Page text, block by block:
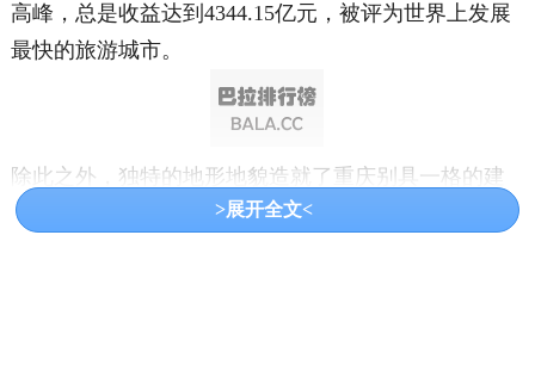
高峰，总是收益达到4344.15亿元，被评为世界上发展
最快的旅游城市。
除此之外，独特的地形地貌造就了重庆别具一格的建
筑风格。直插云霄的办公楼里可能这时有白领在休闲
>展开全文<